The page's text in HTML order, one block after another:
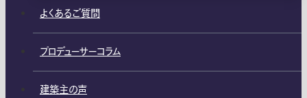
よくあるご質問
プロデューサーコラム
建築主の声